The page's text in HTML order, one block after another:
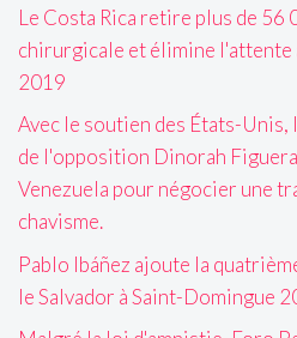
Le Costa Rica retire plus de 56
chirurgicale et élimine l'attente
2019
Avec le soutien des États-
de l'opposition Dinorah
Venezuela pour négocier une
chavisme.
Pablo Ibáñez ajoute la
le Salvador à Saint-Domingue